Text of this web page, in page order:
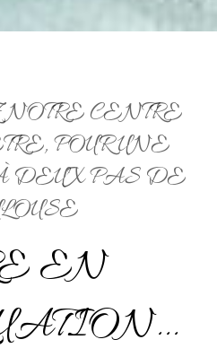
CENTRE
POUR UNE
DEUX PAS DE
EN